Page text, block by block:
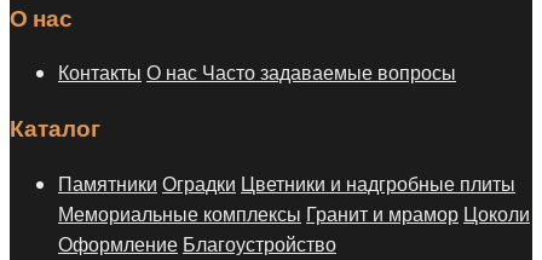
О нас
Контакты О нас Часто задаваемые вопросы
Каталог
Памятники Оградки Цветники и надгробные плиты
Мемориальные комплексы Гранит и мрамор Цоколи
Оформление Благоустройство